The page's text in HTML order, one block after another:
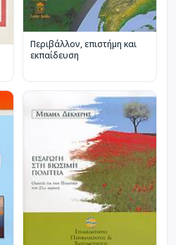
Περιβάλλον, επιστήμη και
εκπαίδευση